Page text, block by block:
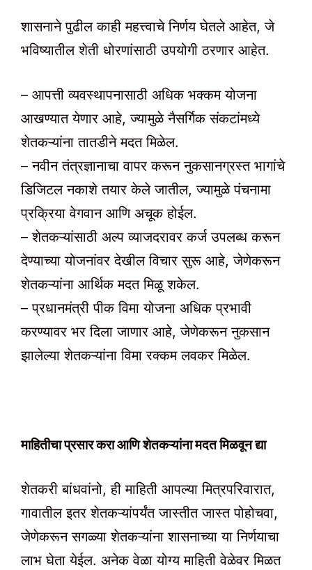
शासनाने पुढील काही महत्त्वाचे निर्णय घेतले आहेत, जे
भविष्यातील शेती धोरणांसाठी उपयोगी ठरणार आहेत.
– आपत्ती व्यवस्थापनासाठी अधिक भक्कम योजना
आखण्यात येणार आहे, ज्यामुळे नैसर्गिक संकटांमध्ये
शेतकऱ्यांना तातडीने मदत मिळेल.
– नवीन तंत्रज्ञानाचा वापर करून नुकसानग्रस्त भागांचे
डिजिटल नकाशे तयार केले जातील, ज्यामुळे पंचनामा
प्रक्रिया वेगवान आणि अचूक होईल.
– शेतकऱ्यांसाठी अल्प व्याजदरावर कर्ज उपलब्ध करून
देण्याच्या योजनांवर देखील विचार सुरू आहे, जेणेकरून
शेतकऱ्यांना आर्थिक मदत मिळू शकेल.
– प्रधानमंत्री पीक विमा योजना अधिक प्रभावी
करण्यावर भर दिला जाणार आहे, जेणेकरून नुकसान
झालेल्या शेतकऱ्यांना विमा रक्कम लवकर मिळेल.
माहितीचा प्रसार करा आणि शेतकऱ्यांना मदत मिळवून द्या
शेतकरी बांधवांनो, ही माहिती आपल्या मित्रपरिवारात,
गावातील इतर शेतकऱ्यांपर्यंत जास्तीत जास्त पोहोचवा,
जेणेकरून सगळ्या शेतकऱ्यांना शासनाच्या या निर्णयाचा
लाभ घेता येईल. अनेक वेळा योग्य माहिती वेळेवर मिळत